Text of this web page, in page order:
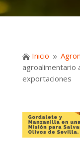
 Inicio 9
agroalimentario
exportaciones